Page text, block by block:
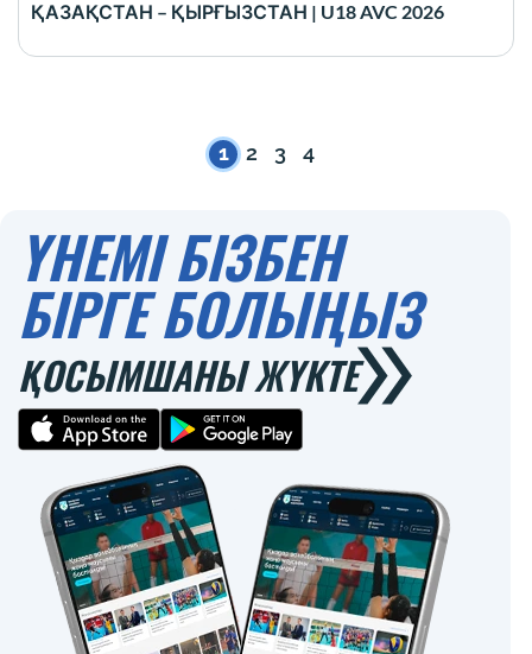
ҚАЗАҚСТАН – ҚЫРҒЫЗСТАН | U18 AVC 2026
1 2 3 4
ҮНЕМІ БІЗБЕН
БІРГЕ БОЛЫҢЫЗ
ҚОСЫМШАНЫ ЖҮКТЕ